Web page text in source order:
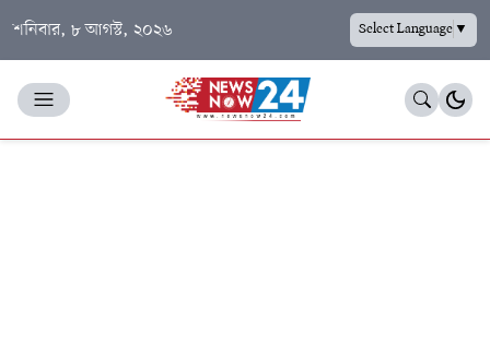
শনিবার, ৮ আগস্ট, ২০২৬ Select Language▼